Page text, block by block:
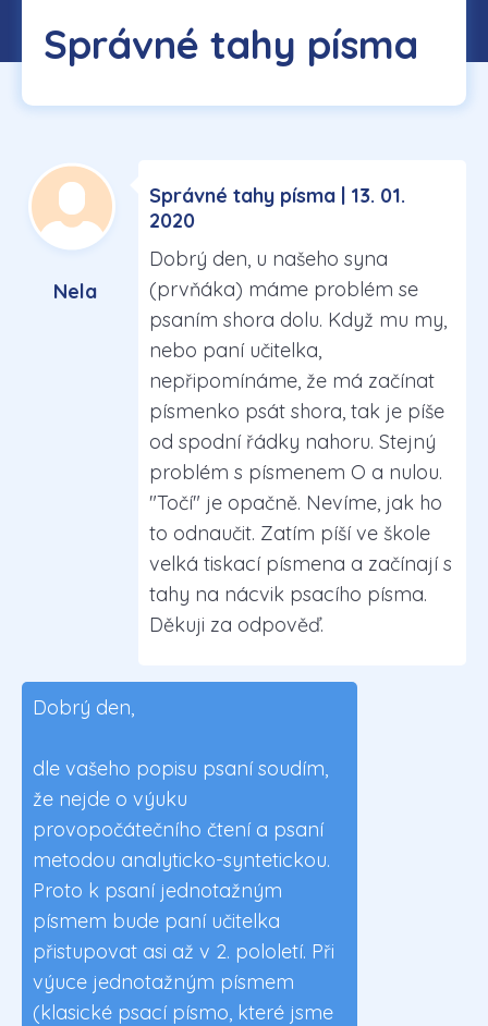
Správné tahy písma
Nela
Správné tahy písma | 13. 01.
2020
Dobrý den, u našeho syna
(prvňáka) máme problém se
psaním shora dolu. Když mu my,
nebo paní učitelka,
nepřipomínáme, že má začínat
písmenko psát shora, tak je píše
od spodní řádky nahoru. Stejný
problém s písmenem O a nulou.
"Točí" je opačně. Nevíme, jak ho
to odnaučit. Zatím píší ve škole
velká tiskací písmena a začínají s
tahy na nácvik psacího písma.
Děkuji za odpověď.
Dobrý den,
dle vašeho popisu psaní soudím,
že nejde o výuku
provopočátečního čtení a psaní
metodou analyticko-syntetickou.
Proto k psaní jednotažným
písmem bude paní učitelka
přistupovat asi až v 2. pololetí. Při
výuce jednotažným písmem
(klasické psací písmo, které jsme